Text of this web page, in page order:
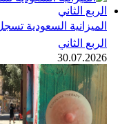
الربع الثاني
30.07.2026